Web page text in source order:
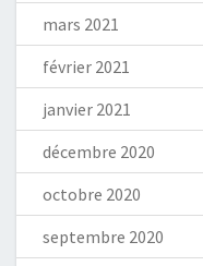
mars 2021
février 2021
janvier 2021
décembre 2020
octobre 2020
septembre 2020